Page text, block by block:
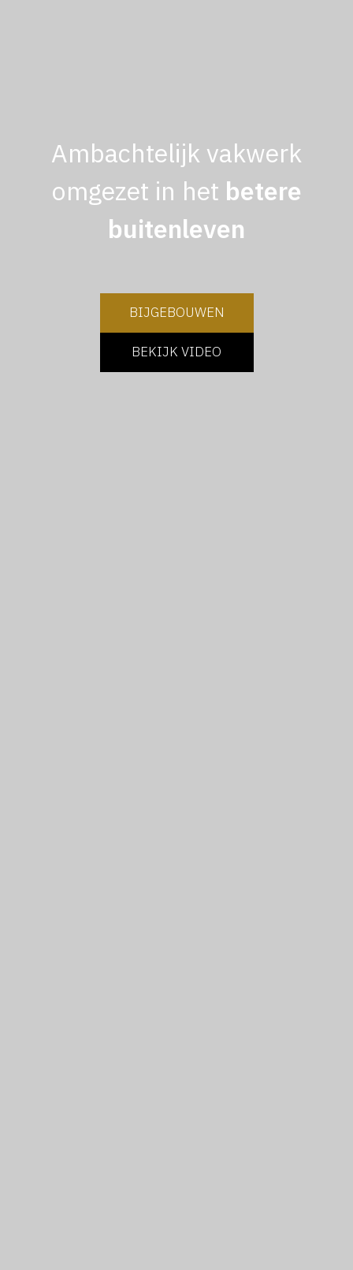
Ambachtelijk vakwerk
omgezet in het betere
buitenleven
BIJGEBOUWEN
BEKIJK VIDEO